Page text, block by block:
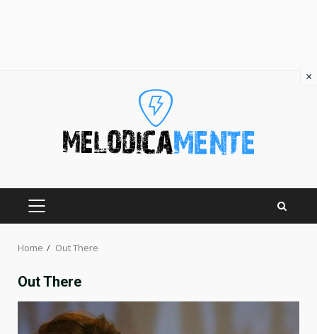
PRIMARY
Home Out There
Out There
×